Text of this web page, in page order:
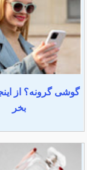
گوشی گرونه؟ از
بخر